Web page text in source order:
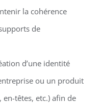
la cohérence
de
d’une identité
ou un produit
têtes, etc.) afin de